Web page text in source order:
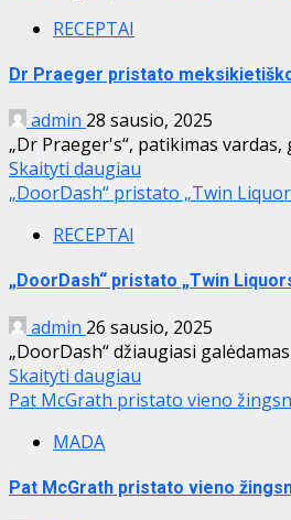
RECEPTAI
Dr Praeger pristato
admin 28 sausio, 2025
„Dr Praeger's“, patikimas
Skaityti daugiau
„DoorDash“ pristato „Twin
RECEPTAI
„DoorDash“ pristato „Twin
admin 26 sausio, 2025
„DoorDash“ džiaugiasi
Skaityti daugiau
Pat McGrath pristato vieno
MADA
Pat McGrath pristato vieno